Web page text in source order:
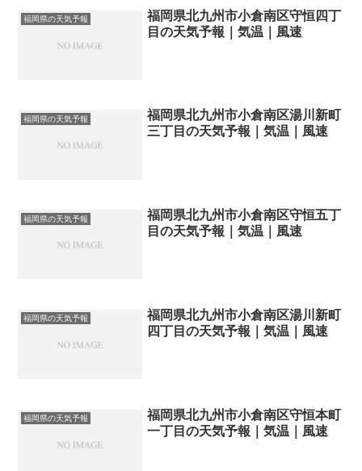
福岡県の天気予報
福岡県北九州市小倉南区守恒四丁
目の天気予報｜気温｜風速
福岡県の天気予報
福岡県北九州市小倉南区湯川新町
三丁目の天気予報｜気温｜風速
福岡県の天気予報
福岡県北九州市小倉南区守恒五丁
目の天気予報｜気温｜風速
福岡県の天気予報
福岡県北九州市小倉南区湯川新町
四丁目の天気予報｜気温｜風速
福岡県の天気予報
福岡県北九州市小倉南区守恒本町
一丁目の天気予報｜気温｜風速